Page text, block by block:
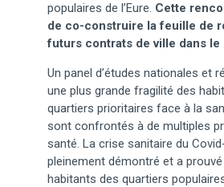
populaires de l’Eure. Cette
de co-construire la feuille de
futurs contrats de ville dans le
Un panel d’études nationales et
une plus grande fragilité des
quartiers prioritaires face à la
sont confrontés à de multiples
santé. La crise sanitaire du
pleinement démontré et a
habitants des quartiers